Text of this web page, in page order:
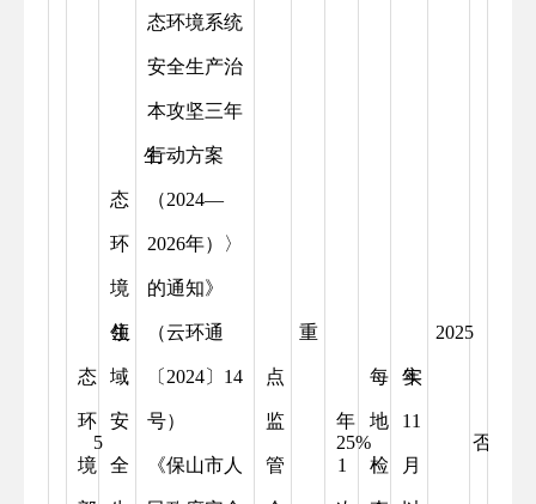
5
生
态
环
境
生
态
环
境
领
域
安
全
态环境系统
安全生产治
本攻坚三年
行动方案
（2024—
2026年）〉
的通知》
（云环通
〔2024〕14
号）
《保山市人
重
点
监
管
25%
每
年
1
实
地
检
2025
年
11
月
否